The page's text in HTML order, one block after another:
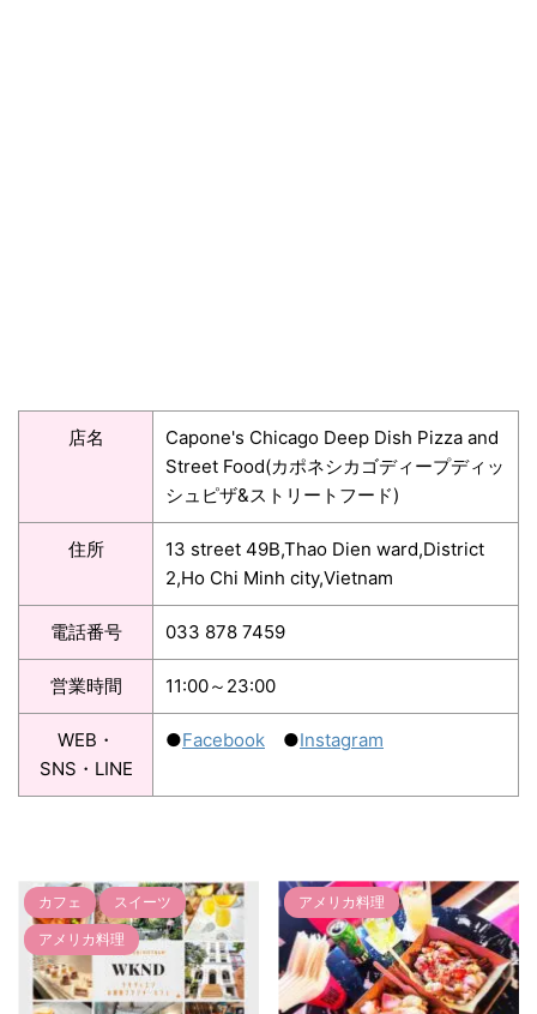
店名
Capone's Chicago Deep Dish Pizza and
Street Food(カポネシカゴディープディッ
シュピザ&ストリートフード)
住所
13 street 49B,Thao Dien ward,District
2,Ho Chi Minh city,Vietnam
電話番号 033 878 7459
営業時間 11:00～23:00
WEB・
SNS・LINE
●Facebook ●Instagram
アメリカ料理 アメリカ料理